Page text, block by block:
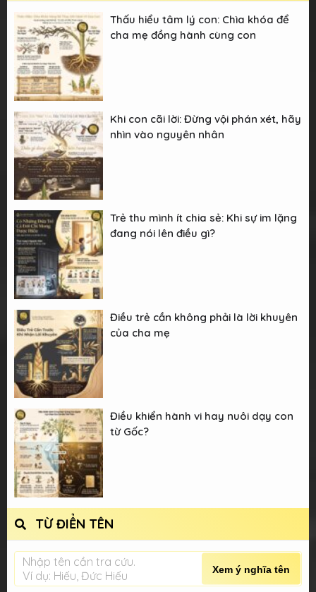
Thấu hiểu tâm lý con: Chìa khóa để
cha mẹ đồng hành cùng con
Khi con cãi lời: Đừng vội phán xét, hãy
nhìn vào nguyên nhân
Trẻ thu mình ít chia sẻ: Khi sự im lặng
đang nói lên điều gì?
Điều trẻ cần không phải là lời khuyên
của cha mẹ
Điều khiển hành vi hay nuôi dạy con
từ Gốc?
TỪ ĐIỂN TÊN
Nhập tên cần tra cứu.
Ví dụ: Hiếu, Đức Hiếu
Xem ý nghĩa tên